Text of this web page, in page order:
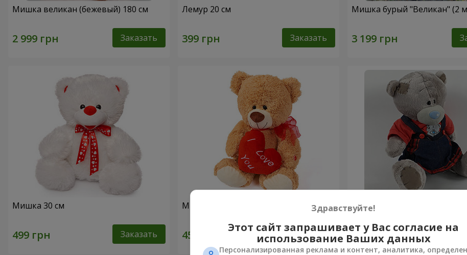
Мишка великан (бежевый) 180 см
Заказать
Лемур 20 см
Заказать
Мишка бурый "Великан" (2
Мишка 30 см
Заказать
Милый мишка (с сердцем) 30 см
Заказать
Мишка Тедди (девочка) 20 см
Здравствуйте!
Этот сайт запрашивает у Вас согласие на
использование Ваших данных
Персонализированная реклама и контент, аналитика,